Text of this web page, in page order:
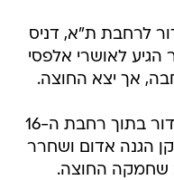
כדור לרחבת ת"א, דניס
הגיע לאושרי אלפסי
אך יצא החוצה.
בדקה ה-25 קיבל שי הולצמן כדור בתוך רחבת ה-16
הגנה אדום ושחרר
שחמקה החוצה.